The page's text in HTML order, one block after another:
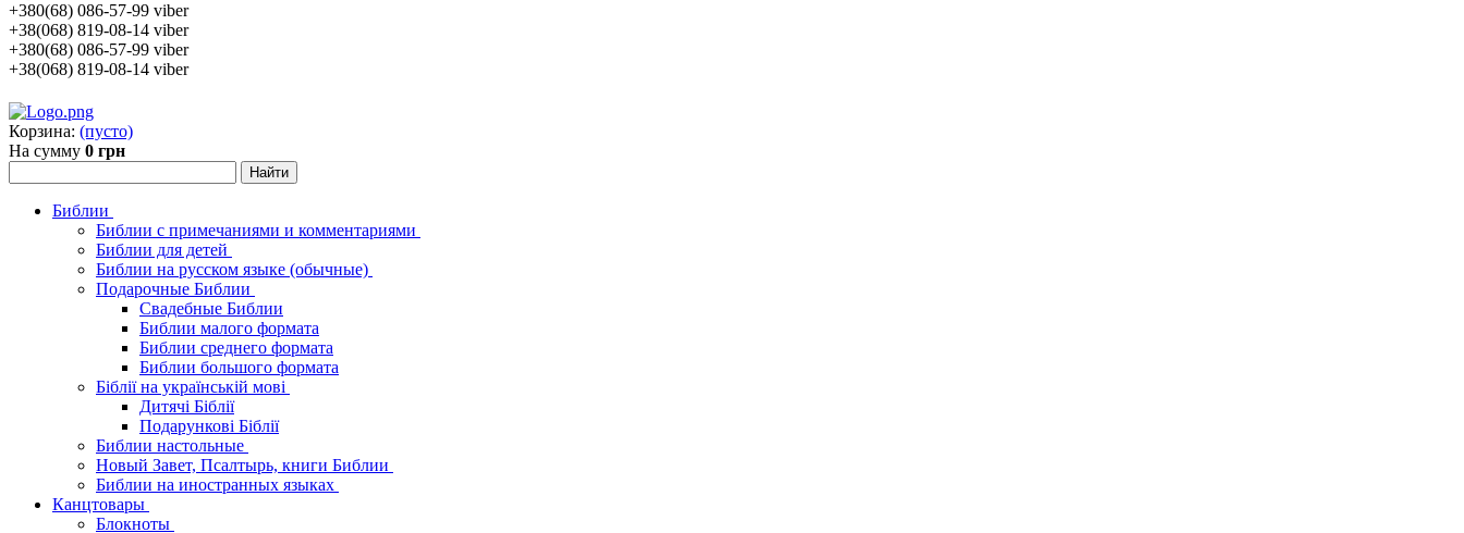
+380(68) 086-57-99 viber
+38(068) 819-08-14 viber
+380(68) 086-57-99 viber
+38(068) 819-08-14 viber
Корзина: (пусто)
На сумму 0 грн
Библии
Библии с примечаниями и комментариями
Библии для детей
Библии на русском языке (обычные)
Подарочные Библии
Свадебные Библии
Библии малого формата
Библии среднего формата
Библии большого формата
Біблії на українській мові
Дитячі Біблії
Подарункові Біблії
Библии настольные
Новый Завет, Псалтырь, книги Библии
Библии на иностранных языках
Канцтовары
Блокноты